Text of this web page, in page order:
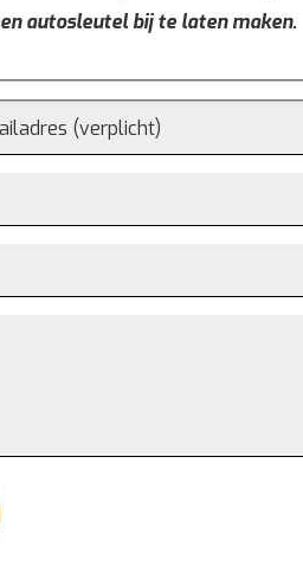
autosleutel bij te laten maken.